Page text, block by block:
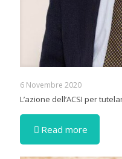
6 Novembre 2020
L’azione dell’ACSI per
Read more